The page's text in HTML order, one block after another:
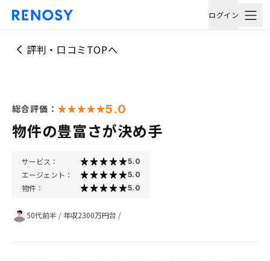
ログイン
評判・口コミTOPへ
総合評価： 5.0
物件の豊富さが決め手
サービス： 5.0
エージェント： 5.0
物件： 5.0
50代前半 / 年収2300万円台 /